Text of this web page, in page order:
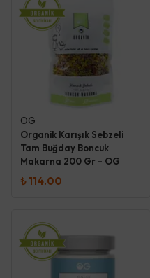
OG
Organik Karışık Sebzeli
Tam Buğday Boncuk
Makarna 200 Gr - OG
₺ 114.00